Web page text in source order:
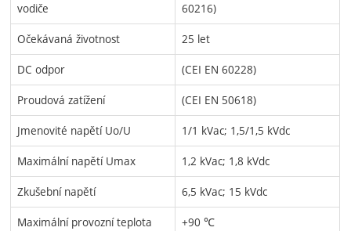
vodiče
60216)
Očekávaná životnost 25 let
DC odpor (CEI EN 60228)
Proudová zatížení (CEI EN 50618)
Jmenovité napětí Uo/U 1/1 kVac; 1,5/1,5 kVdc
Maximální napětí Umax 1,2 kVac; 1,8 kVdc
Zkušební napětí 6,5 kVac; 15 kVdc
Maximální provozní teplota +90 ℃